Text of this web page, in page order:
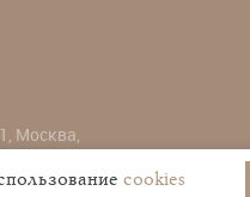
Москва,
cookies